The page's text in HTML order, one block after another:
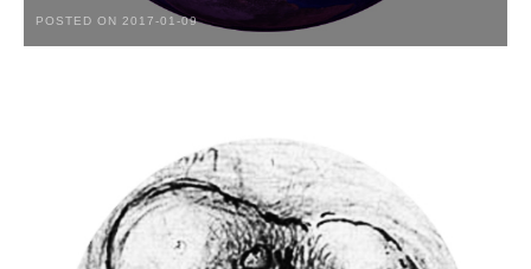
POSTED ON 2017-01-09